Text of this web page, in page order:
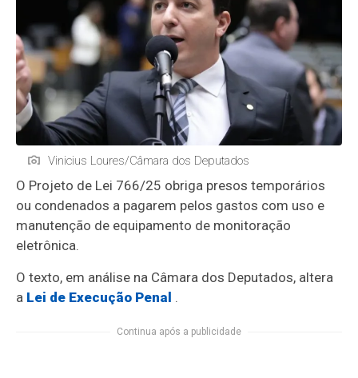
Vinicius Loures/Câmara dos Deputados
O Projeto de Lei 766/25 obriga presos temporários
ou condenados a pagarem pelos gastos com uso e
manutenção de equipamento de monitoração
eletrônica.
O texto, em análise na Câmara dos Deputados, altera
a Lei de Execução Penal .
Continua após a publicidade